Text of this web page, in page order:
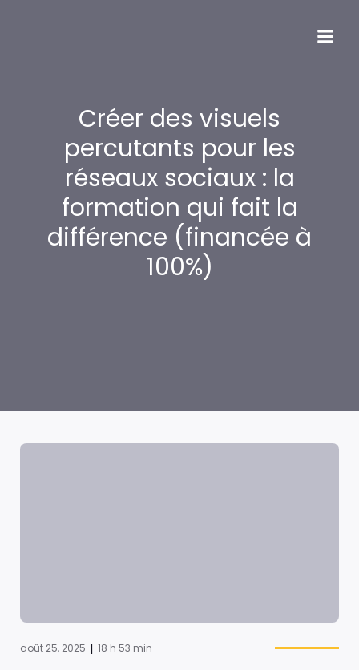
Créer des visuels
percutants pour les
réseaux sociaux : la
formation qui fait la
différence (financée à
100%)
août 25, 2025 | 18 h 53 min